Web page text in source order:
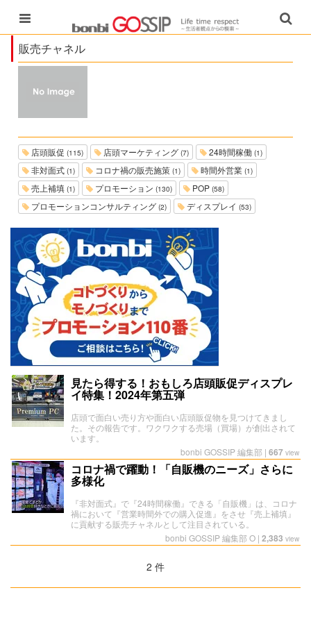
販売チャネル
店頭販促 (115) 店頭マーケティング (7) 24時間稼働 (1)
非対面式 (1) コロナ禍の販売施策 (1) 時間外営業 (1)
売上補填 (1) プロモーション (130) POP (58)
プロモーションコンサルティング (2) ディスプレイ (53)
見たら得する！おもしろ店頭販促ディスプレ
イ特集！2024年第五弾
店頭で面白い売り方や面白い店頭販促物を見つけてきまし
た。その報告です。ワクワクする売場（買場）が創出されて
います。
bonbi GOSSIP 編集部 | 667 view
コロナ禍で躍動！「自販機のニーズ」さらに
多様化
『非対面式』で『24時間稼働』できる「自販機」は、コロナ
禍において『営業時間外での購入促進』をさせ『売上補填』
に貢献する販売チャネルとして注目されている。
bonbi GOSSIP 編集部 O | 2,383 view
2 件